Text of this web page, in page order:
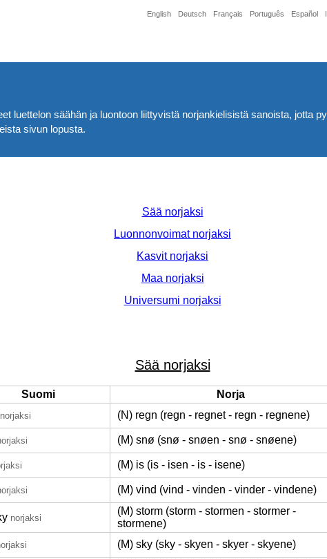
English Deutsch Français Português Español
luettelon säähän ja luontoon liittyvistä norjankielisistä sanoista, jotta
sivun lopusta.
Sää norjaksi
Luonnonvoimat norjaksi
Kasvit norjaksi
Maa norjaksi
Universumi norjaksi
Sää norjaksi
Suomi
Norja
norjaksi (N) regn (regn - regnet - regn - regnene)
(M) snø (snø - snøen - snø - snøene)
(M) is (is - isen - is - isene)
(M) vind (vind - vinden - vinder - vindene)
norjaksi
(M) storm (storm - stormen - stormer -
stormene)
(M) sky (sky - skyen - skyer - skyene)